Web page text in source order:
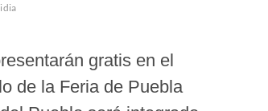
gratis en el
de la Feria de Puebla